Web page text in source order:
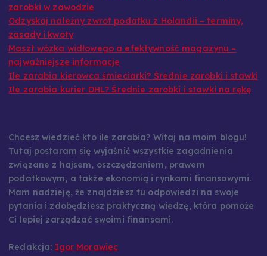
zarobki w zawodzie
Odzyskaj należny zwrot podatku z Holandii – terminy,
zasady i kwoty
Maszt wózka widłowego a efektywność magazynu –
najważniejsze informacje
Ile zarabia kierowca śmieciarki? Średnie zarobki i stawki
Ile zarabia kurier DHL? Średnie zarobki i stawki na rękę
Chcesz wiedzieć kto ile zarabia? Witaj na moim blogu!
Tutaj postaram się wyjaśnić wszystkie zagadnienia
związane z hajsem, oszczędzaniem, prawem
podatkowym, a także ekonomią i rynkami finansowymi.
Mam nadzieję, że znajdziesz tu odpowiedzi na swoje
pytania i zdobędziesz praktyczną wiedzę, która pomoże
Ci lepiej zarządzać swoimi finansami.
Redakcja: Igor Morawiec